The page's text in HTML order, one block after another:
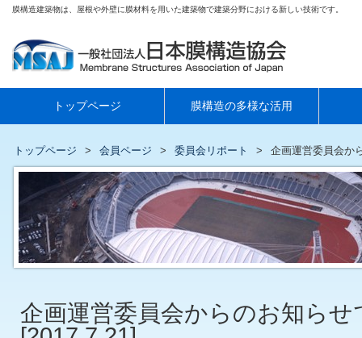
膜構造建築物は、屋根や外壁に膜材料を用いた建築物で建築分野における新しい技術です。
トップページ 膜構造の多様な活用
トップページ 会員ページ 委員会リポート 企画運営委員会か
企画運営委員会からのお知らせ